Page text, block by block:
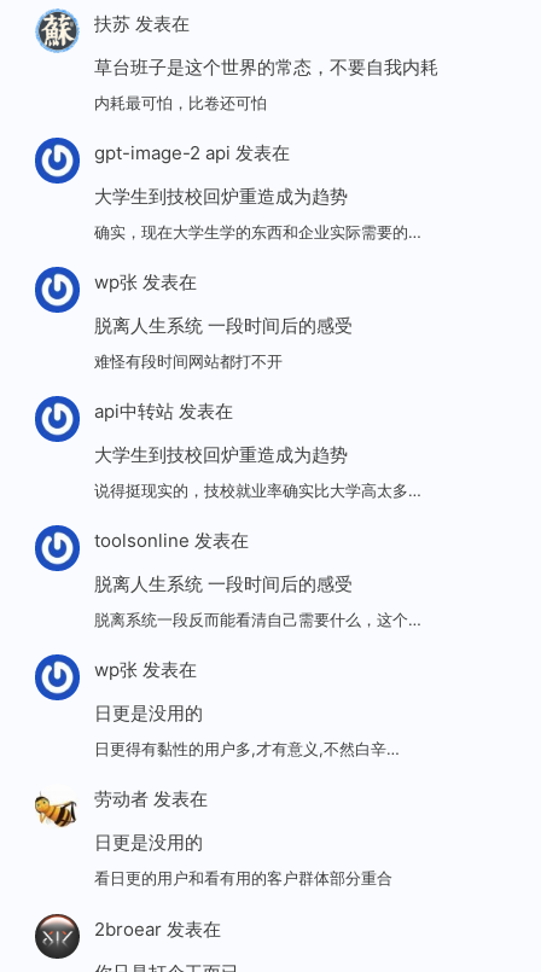
扶苏发表在
草台班子是这个世界的常态，不要自我内耗
内耗最可怕，比卷还可怕
gpt-image-2 api 发表在
大学生到技校回炉重造成为趋势
确实，现在大学生学的东西和企业实际需要的…
wp张发表在
脱离人生系统 一段时间后的感受
难怪有段时间网站都打不开
api中转站发表在
大学生到技校回炉重造成为趋势
说得挺现实的，技校就业率确实比大学高太多…
toolsonline 发表在
脱离人生系统 一段时间后的感受
脱离系统一段反而能看清自己需要什么，这个…
wp张发表在
日更是没用的
日更得有黏性的用户多,才有意义,不然白辛…
劳动者发表在
日更是没用的
看日更的用户和看有用的客户群体部分重合
2broear发表在